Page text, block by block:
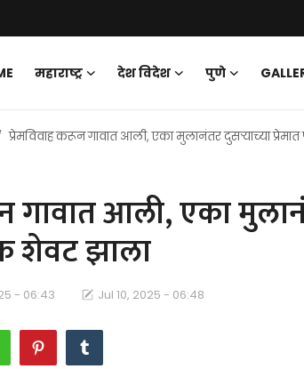
महाराष्ट्र देश विदेश पुणे
प्रेमविवाह करून गावात आली, एका मुलानंतर दुसऱ्याच्या
गावात आली, एका
शेवट झाला
- 06:43 Jul 10, 2025 - 06:48